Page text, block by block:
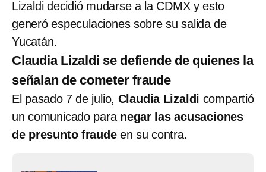
Lizaldi decidió mudarse a la CDMX y esto
generó especulaciones sobre su salida de
Yucatán.
Claudia Lizaldi se defiende de quienes la
señalan de cometer fraude
El pasado 7 de julio, Claudia Lizaldi compartió
un comunicado para negar las acusaciones
de presunto fraudeen su contra.